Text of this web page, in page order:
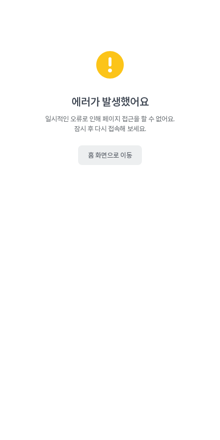
에러가 발생했어요
일시적인 오류로 인해 페이지 접근을 할 수 없어요.
잠시 후 다시 접속해 보세요.
홈 화면으로 이동